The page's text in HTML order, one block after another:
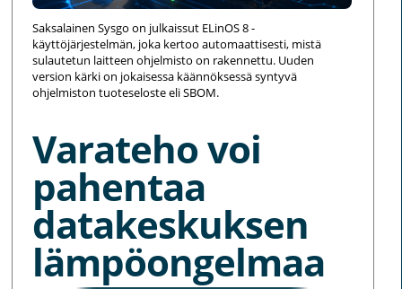
Saksalainen Sysgo on julkaissut ELinOS 8 -
käyttöjärjestelmän, joka kertoo automaattisesti, mistä
sulautetun laitteen ohjelmisto on rakennettu. Uuden
version kärki on jokaisessa käännöksessä syntyvä
ohjelmiston tuoteseloste eli SBOM.
Varateho voi
pahentaa
datakeskuksen
lämpöongelmaa